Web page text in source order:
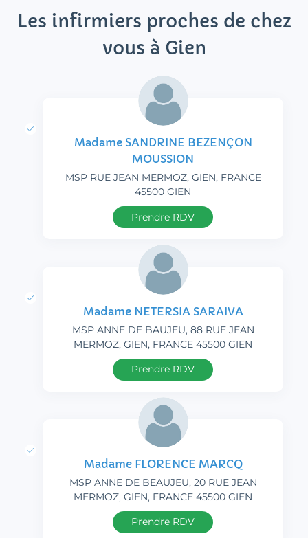
Les infirmiers proches de chez
vous à Gien
Madame SANDRINE BEZENÇON
MOUSSION
MSP RUE JEAN MERMOZ, GIEN, FRANCE
45500 GIEN
Prendre RDV
Madame NETERSIA SARAIVA
MSP ANNE DE BAUJEU, 88 RUE JEAN
MERMOZ, GIEN, FRANCE 45500 GIEN
Prendre RDV
Madame FLORENCE MARCQ
MSP ANNE DE BEAUJEU, 20 RUE JEAN
MERMOZ, GIEN, FRANCE 45500 GIEN
Prendre RDV